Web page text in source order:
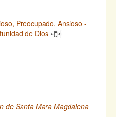
Preocupado, Ansioso -
de Dios
de Santa Mara Magdalena